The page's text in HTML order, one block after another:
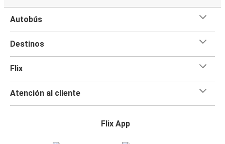
Autobús
Destinos
Flix
Atención al cliente
Flix App